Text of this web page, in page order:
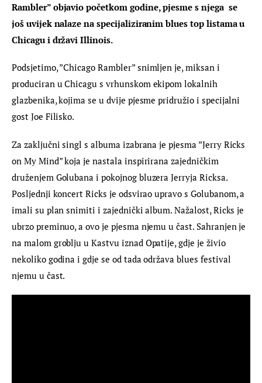
Rambler” objavio početkom godine, pjesme s njega  se
još uvijek nalaze na specijaliziranim blues top listama u
Chicagu i državi Illinois.
Podsjetimo, ”Chicago Rambler” snimljen je, miksan i
produciran u Chicagu s vrhunskom ekipom lokalnih
glazbenika, kojima se u dvije pjesme pridružio i specijalni
gost Joe Filisko.
Za zaključni singl s albuma izabrana je pjesma ”Jerry Ricks
on My Mind” koja je nastala inspirirana zajedničkim
druženjem Golubana i pokojnog bluzera Jerryja Ricksa.
Posljednji koncert Ricks je odsvirao upravo s Golubanom, a
imali su plan snimiti i zajednički album. Nažalost, Ricks je
ubrzo preminuo, a ovo je pjesma njemu u čast. Sahranjen je
na malom groblju u Kastvu iznad Opatije, gdje je živio
nekoliko godina i gdje se od tada održava blues festival
njemu u čast.